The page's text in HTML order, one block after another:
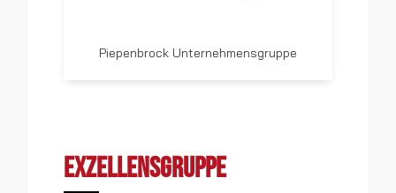
Piepenbrock Unternehmensgruppe
EXZELLENSGRUPPE